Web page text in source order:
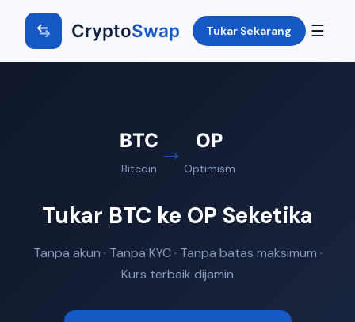
CryptoSwap Tukar Sekarang ☰
BTC
Bitcoin
→ OP
Optimism
Tukar BTC ke OP Seketika
Tanpa akun · Tanpa KYC · Tanpa batas maksimum ·
Kurs terbaik dijamin